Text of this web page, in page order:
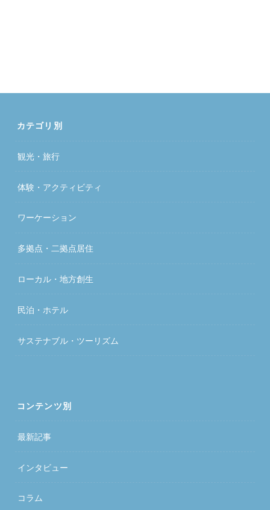
カテゴリ別
観光・旅行
体験・アクティビティ
ワーケーション
多拠点・二拠点居住
ローカル・地方創生
民泊・ホテル
サステナブル・ツーリズム
コンテンツ別
最新記事
インタビュー
コラム